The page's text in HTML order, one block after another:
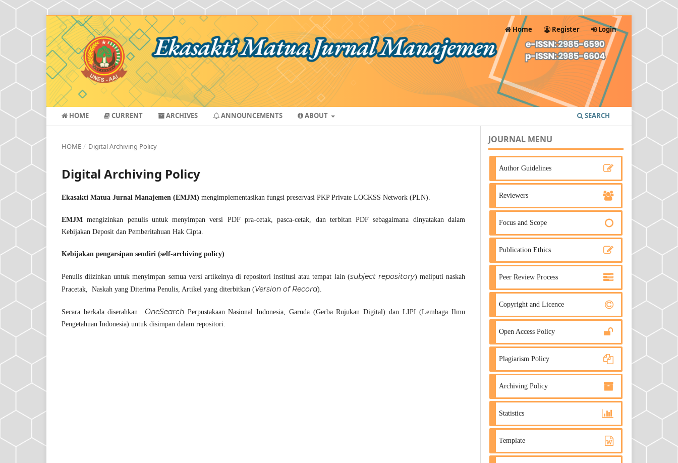
HOME CURRENT ARCHIVES ANNOUNCEMENTS ABOUT SEARCH
Home Register Login
HOME / Digital Archiving Policy
Digital Archiving Policy
Ekasakti Matua Jurnal Manajemen (EMJM) mengimplementasikan fungsi preservasi PKP Private LOCKSS Network (PLN).
EMJMmengizinkan penulis untuk menyimpan versi PDF pra-cetak, pasca-cetak, dan terbitan PDF sebagaimana dinyatakan dalam
Kebijakan Deposit dan Pemberitahuan Hak Cipta.
Kebijakan pengarsipan sendiri (self-archiving policy)
Penulis diizinkan untuk menyimpan semua versi artikelnya di repositori institusi atau tempat lain (subject repository) meliputi naskah
Pracetak, Naskah yang Diterima Penulis, Artikel yang diterbitkan (Version of Record).
Secara berkala diserahkan OneSearchPerpustakaan Nasional Indonesia, Garuda (Gerba Rujukan Digital) dan LIPI (Lembaga Ilmu
Pengetahuan Indonesia) untuk disimpan dalam repositori.
JOURNAL MENU
Author Guidelines
Reviewers
Focus and Scope
Publication Ethics
Peer Review Process
Copyright and Licence
Open Access Policy
Plagiarism Policy
Archiving Policy
Statistics
Template